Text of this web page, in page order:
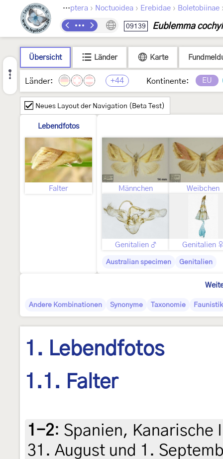
Lepidoptera › Noctuoidea › Erebidae › Boletobiinae
09139 Eublemma
Übersicht Länder Karte
Länder: +44 Kontinente: EU
Neues Layout der Navigation (Beta Test)
Lebendfotos
Falter Männchen Weibchen
Genitalien ♂ Genitalien ♀
Australian specimen Genitalien
Andere Kombinationen Synonyme Taxonomie Faunistik
1. Lebendfotos
1.1. Falter
1-2: Spanien, Kanarische
31. August und 1.